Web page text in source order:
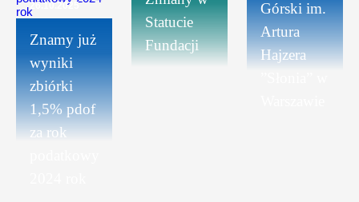
26.10.2025
Znamy już
wyniki
zbiórki
1,5% pdof
za rok
Statucie
Fundacji
Górski im.
Artura
Hajzera